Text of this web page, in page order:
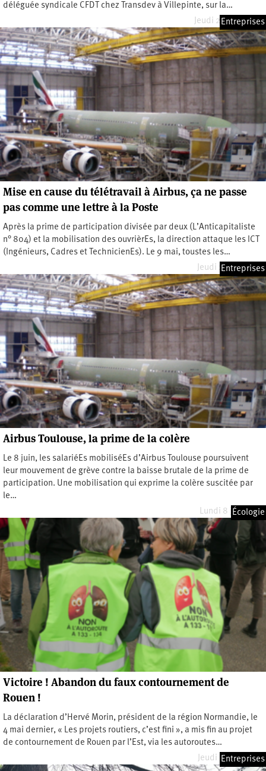
déléguée syndicale CFDT chez Transdev à Villepinte, sur la…
Jeudi 2 juillet 2026
Entreprises
Mise en cause du télétravail à Airbus, ça ne passe
pas comme une lettre à la Poste
Après la prime de participation divisée par deux (L’Anticapitaliste
n° 804) et la mobilisation des ouvrièrEs, la direction attaque les ICT
(Ingénieurs, Cadres et TechnicienEs). Le 9 mai, toustes les…
Jeudi 25 juin 2026
Entreprises
Airbus Toulouse, la prime de la colère
Le 8 juin, les salariéEs mobiliséEs d’Airbus Toulouse poursuivent
leur mouvement de grève contre la baisse brutale de la prime de
participation. Une mobilisation qui exprime la colère suscitée par
le…
Lundi 8 juin 2026
Écologie
Victoire ! Abandon du faux contournement de
Rouen !
La déclaration d’Hervé Morin, président de la région Normandie, le
4 mai dernier, « Les projets routiers, c’est fini », a mis fin au projet
de contournement de Rouen par l’Est, via les autoroutes…
Jeudi 14 mai 2026
Entreprises